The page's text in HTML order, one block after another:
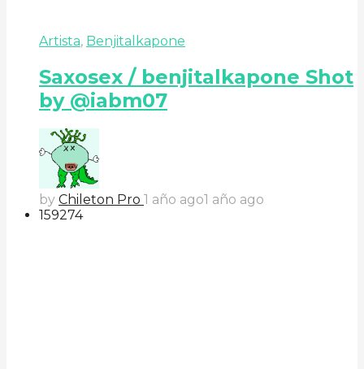
Artista, Benjitalkapone
Saxosex / benjitalkapone Shot
by @iabm07
by Chileton Pro 1 año ago1 año ago
159274